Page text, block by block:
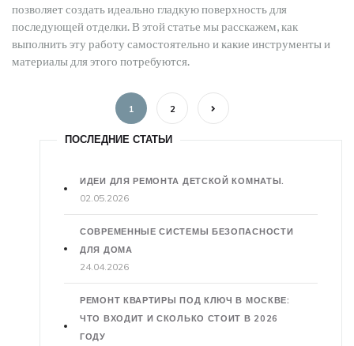
позволяет создать идеально гладкую поверхность для
последующей отделки. В этой статье мы расскажем, как
выполнить эту работу самостоятельно и какие инструменты и
материалы для этого потребуются.
1 2
ПОСЛЕДНИЕ СТАТЬИ
ИДЕИ ДЛЯ РЕМОНТА ДЕТСКОЙ КОМНАТЫ.
02.05.2026
СОВРЕМЕННЫЕ СИСТЕМЫ БЕЗОПАСНОСТИ
ДЛЯ ДОМА
24.04.2026
РЕМОНТ КВАРТИРЫ ПОД КЛЮЧ В МОСКВЕ:
ЧТО ВХОДИТ И СКОЛЬКО СТОИТ В 2026
ГОДУ